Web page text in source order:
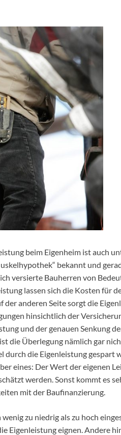
beim Eigenheim ist auch
bekannt und
versierte Bauherren von
lassen sich die Kosten für
der anderen Seite sorgt die
hinsichtlich der
und der genauen Senkung
die Überlegung nämlich gar
durch die Eigenleistung gespart
eines: Der Wert der eigenen
werden. Sonst kommt es
mit der Baufinanzierung.
zu niedrig als zu hoch
Eigenleistung eignen. Andere